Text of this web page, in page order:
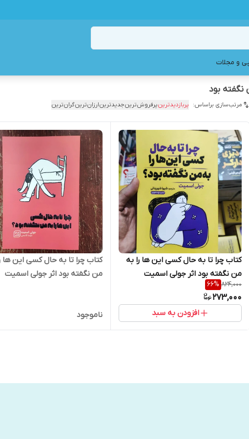
و مجلات
نگفته بود
مرتب‌سازی براساس: پربازدیدترینپرفروش‌ترینجدیدترینارزان‌ترینگران‌ترین
کتاب چرا تا به حال کسی این ها را به
من نگفته بود اثر جولی اسمیت
انتشارات خودمونی
824,000
66%
273,000
افزودن به سبد
کتاب چرا تا به حال کسی این ها
من نگفته بود اثر جولی اسمیت
ناموجود